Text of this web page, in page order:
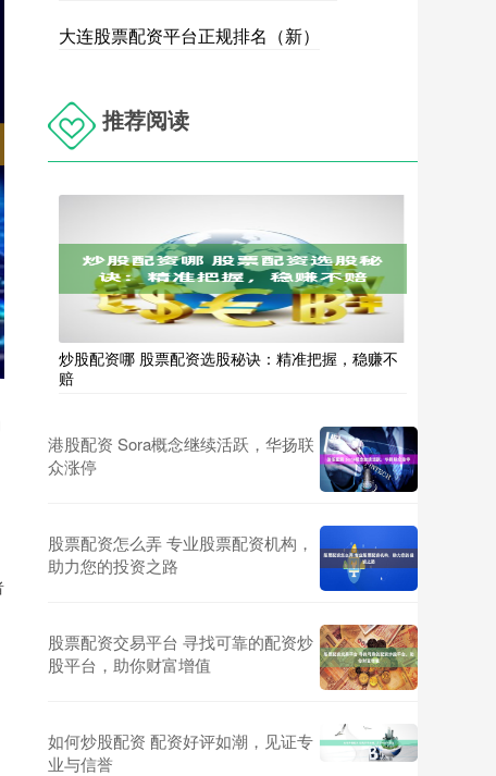
大连股票配资平台正规排名（新）
推荐阅读
炒股配资哪 股票配资选股秘诀：精准把握，稳赚不
赔
港股配资 Sora概念继续活跃，华扬联
众涨停
股票配资怎么弄 专业股票配资机构，
助力您的投资之路
股票配资交易平台 寻找可靠的配资炒
股平台，助你财富增值
如何炒股配资 配资好评如潮，见证专
业与信誉